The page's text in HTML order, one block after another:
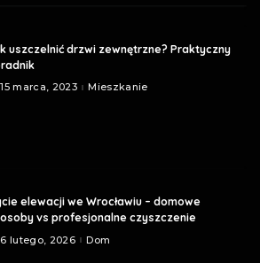
uszczelnić drzwi zewnętrzne? Praktyczny
15 marca, 2023 Mieszkanie
elewacji we Wrocławiu – domowe
vs profesjonalne czyszczenie
6 lutego, 2026 Dom